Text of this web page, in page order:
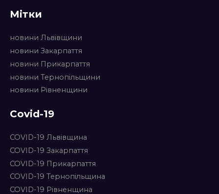
Мітки
новини Львівщини
новини Закарпаття
новини Прикарпаття
новини Тернопільщини
новини Рівненщини
Covid-19
COVID-19 Львівщина
COVID-19 Закарпаття
COVID-19 Прикарпаття
COVID-19 Тернопільщина
COVID-19 Рівненщина